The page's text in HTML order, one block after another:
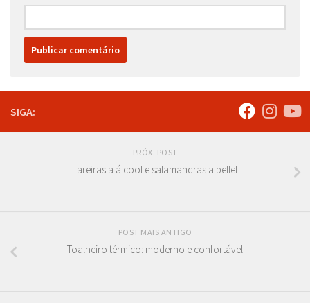
SIGA:
PRÓX. POST
Lareiras a álcool e salamandras a pellet
POST MAIS ANTIGO
Toalheiro térmico: moderno e confortável